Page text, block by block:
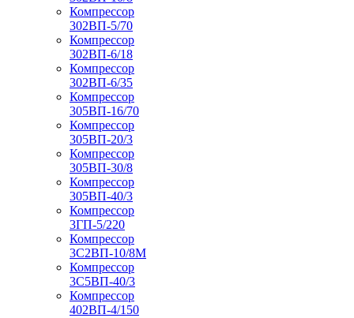
Компрессор
302ВП-5/70
Компрессор
302ВП-6/18
Компрессор
302ВП-6/35
Компрессор
305ВП-16/70
Компрессор
305ВП-20/3
Компрессор
305ВП-30/8
Компрессор
305ВП-40/3
Компрессор
3ГП-5/220
Компрессор
3С2ВП-10/8М
Компрессор
3С5ВП-40/3
Компрессор
402ВП-4/150